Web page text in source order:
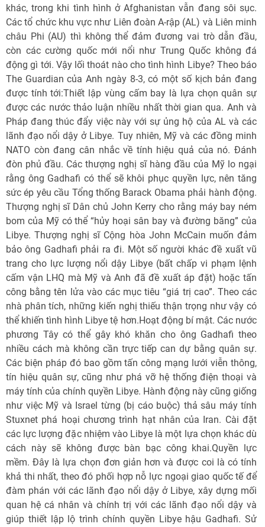
khác, trong khi tình hình ở Afghanistan vẫn đang sôi sục.
Các tổ chức khu vực như Liên đoàn A-rập (AL) và Liên minh
châu Phi (AU) thì không thể đảm đương vai trò dẫn đầu,
còn các cường quốc mới nổi như Trung Quốc không đá
động gì tới. Vậy lối thoát nào cho tình hình Libye? Theo báo
The Guardian của Anh ngày 8-3, có một số kịch bản đang
được tính tới:Thiết lập vùng cấm bay là lựa chọn quân sự
được các nước thảo luận nhiều nhất thời gian qua. Anh và
Pháp đang thúc đẩy việc này với sự ủng hộ của AL và các
lãnh đạo nổi dậy ở Libye. Tuy nhiên, Mỹ và các đồng minh
NATO còn đang cân nhắc về tính hiệu quả của nó. Đánh
đòn phủ đầu. Các thượng nghị sĩ hàng đầu của Mỹ lo ngại
rằng ông Gadhafi có thể sẽ khôi phục quyền lực, nên tăng
sức ép yêu cầu Tổng thống Barack Obama phải hành động.
Thượng nghị sĩ Dân chủ John Kerry cho rằng máy bay ném
bom của Mỹ có thể “hủy hoại sân bay và đường băng” của
Libye. Thượng nghị sĩ Cộng hòa John McCain muốn đảm
bảo ông Gadhafi phải ra đi. Một số người khác đề xuất vũ
trang cho lực lượng nổi dậy Libye (bất chấp vi phạm lệnh
cấm vận LHQ mà Mỹ và Anh đã đề xuất áp đặt) hoặc tấn
công bằng tên lửa vào các mục tiêu “giá trị cao”. Theo các
nhà phân tích, những kiến nghị thiếu thận trọng như vậy có
thể khiến tình hình Libye tệ hơn.Hoạt động bí mật. Các nước
phương Tây có thể gây khó khăn cho ông Gadhafi theo
nhiều cách mà không cần trực tiếp can dự bằng quân sự.
Các biện pháp đó bao gồm tấn công mạng lưới viễn thông,
tín hiệu quân sự, cũng như phá vỡ hệ thống điện thoại và
máy tính của chính quyền Libye. Hành động này cũng giống
như việc Mỹ và Israel từng (bị cáo buộc) thả sâu máy tính
Stuxnet phá hoại chương trình hạt nhân của Iran. Cài đặt
các lực lượng đặc nhiệm vào Libye là một lựa chọn khác dù
cách này sẽ không được bàn bạc công khai.Quyền lực
mềm. Đây là lựa chọn đơn giản hơn và được coi là có tính
khả thi nhất, theo đó phối hợp nỗ lực ngoại giao quốc tế để
đàm phán với các lãnh đạo nổi dậy ở Libye, xây dựng mối
quan hệ cá nhân và chính trị với các lãnh đạo nổi dậy và
giúp thiết lập lộ trình chính quyền Libye hậu Gadhafi. Sử